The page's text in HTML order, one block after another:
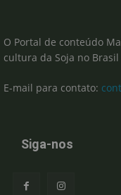
O Portal de conteúdo
cultura da Soja no
E-mail para contato:
Siga-nos